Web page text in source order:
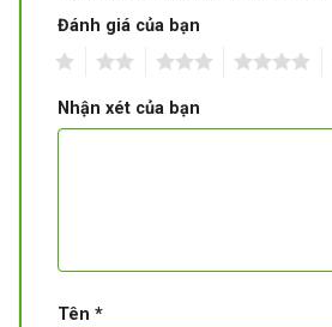
Đánh giá của bạn
Nhận xét của bạn
Tên *